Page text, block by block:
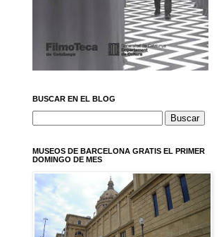
BUSCAR EN EL BLOG
MUSEOS DE BARCELONA GRATIS EL PRIMER
DOMINGO DE MES